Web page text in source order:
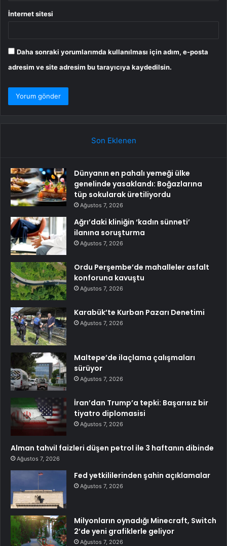
İnternet sitesi
Daha sonraki yorumlarımda kullanılması için adım, e-posta
adresim ve site adresim bu tarayıcıya kaydedilsin.
Son Eklenen
Dünyanın en pahalı yemeği ülke
genelinde yasaklandı: Boğazlarına
tüp sokularak üretiliyordu
Ağustos 7, 2026
Ağrı’daki kliniğin ‘kadın sünneti’
ilanına soruşturma
Ağustos 7, 2026
Ordu Perşembe’de mahalleler asfalt
konforuna kavuştu
Ağustos 7, 2026
Karabük’te Kurban Pazarı Denetimi
Ağustos 7, 2026
Maltepe’de ilaçlama çalışmaları
sürüyor
Ağustos 7, 2026
İran’dan Trump’a tepki: Başarısız bir
tiyatro diplomasisi
Ağustos 7, 2026
Alman tahvil faizleri düşen petrol ile 3 haftanın dibinde
Ağustos 7, 2026
Fed yetkililerinden şahin açıklamalar
Ağustos 7, 2026
Milyonların oynadığı Minecraft, Switch
2’de yeni grafiklerle geliyor
Ağustos 7, 2026